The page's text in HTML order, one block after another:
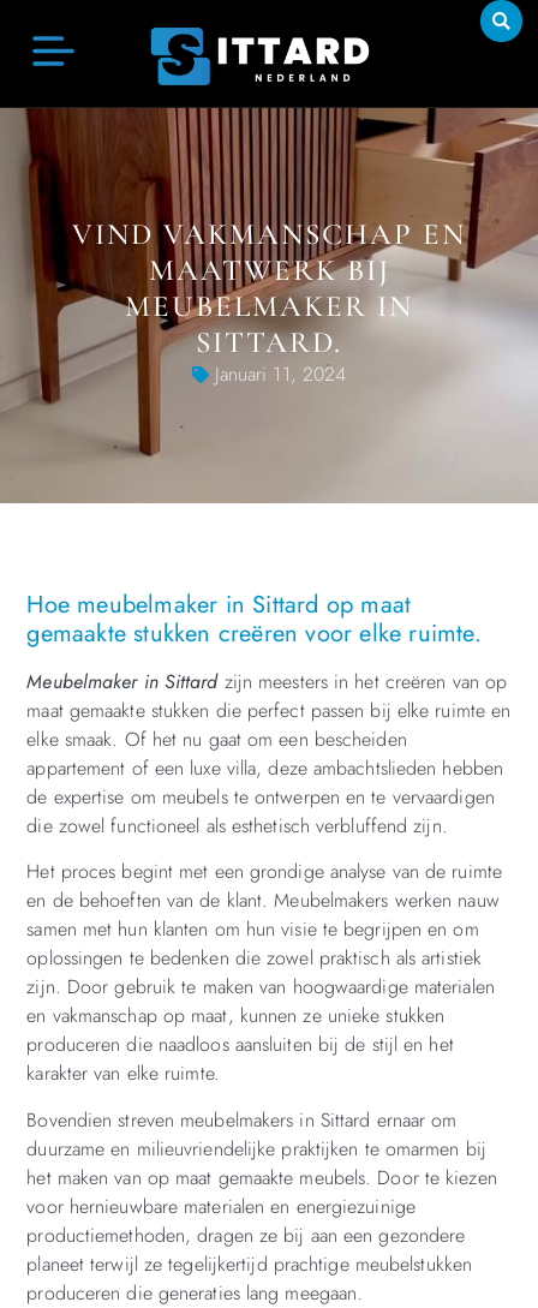
VIND VAKMANSCHAP EN
MAATWERK BIJ
MEUBELMAKER IN
SITTARD.
Januari 11, 2024
Hoe meubelmaker in Sittard op maat
gemaakte stukken creëren voor elke ruimte.
Meubelmaker in Sittardzijn meesters in het creëren van op
maat gemaakte stukken die perfect passen bij elke ruimte en
elke smaak. Of het nu gaat om een bescheiden
appartement of een luxe villa, deze ambachtslieden hebben
de expertise om meubels te ontwerpen en te vervaardigen
die zowel functioneel als esthetisch verbluffend zijn.
Het proces begint met een grondige analyse van de ruimte
en de behoeften van de klant. Meubelmakers werken nauw
samen met hun klanten om hun visie te begrijpen en om
oplossingen te bedenken die zowel praktisch als artistiek
zijn. Door gebruik te maken van hoogwaardige materialen
en vakmanschap op maat, kunnen ze unieke stukken
produceren die naadloos aansluiten bij de stijl en het
karakter van elke ruimte.
Bovendien streven meubelmakers in Sittard ernaar om
duurzame en milieuvriendelijke praktijken te omarmen bij
het maken van op maat gemaakte meubels. Door te kiezen
voor hernieuwbare materialen en energiezuinige
productiemethoden, dragen ze bij aan een gezondere
planeet terwijl ze tegelijkertijd prachtige meubelstukken
produceren die generaties lang meegaan.